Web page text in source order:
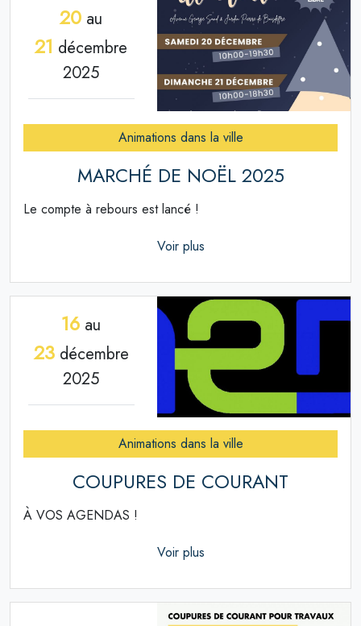
20 au
21 décembre
2025
Animations dans la ville
MARCHÉ DE NOËL 2025
Le compte à rebours est lancé !
Voir plus
16 au
23décembre
2025
Animations dans la ville
COUPURES DE COURANT
À VOS AGENDAS !
Voir plus